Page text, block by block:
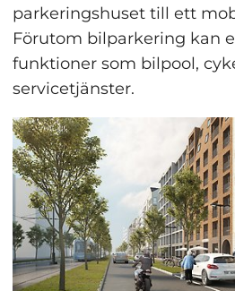
parkeringshuset till ett
Förutom bilparkering kan
funktioner som bilpool,
servicetjänster.